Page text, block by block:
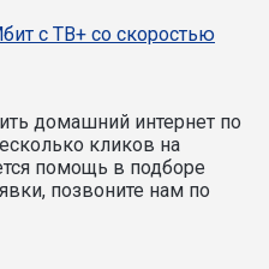
с ТВ+ со скоростью
домашний интернет по
кликов на
помощь в подборе
позвоните нам по